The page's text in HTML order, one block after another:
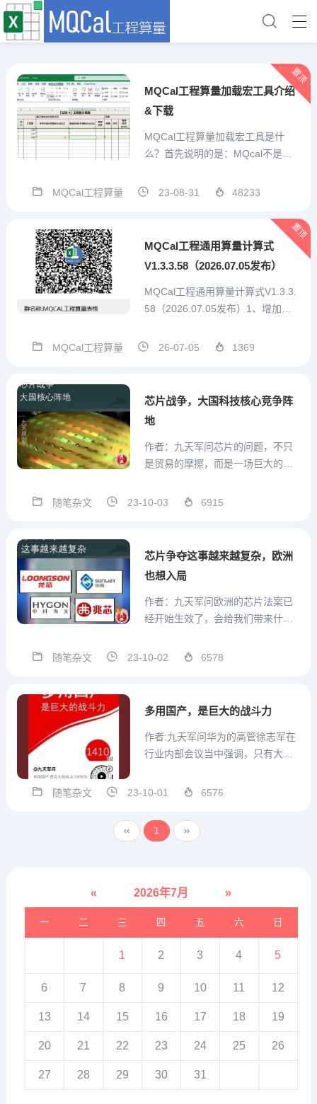
MQCal工程算量加载宏工具介绍
&下载
MQCal工程算量加载宏工具是什
么？首先说明的是：MQcal不是一
值工具。他是我本人结合手工算量
算量表格自己设计、重复项目便捷
输入、特殊标记、汇总统计、打印
或打印为pdf、造价预估...
MQCal工程算量 23-08-31 48233
置顶
MQCal工程通用算量计算式
V1.3.3.58（2026.07.05发布）
MQCal工程通用算量计算式V1.3.3.
58（2026.07.05发布）1、增加技
通用算量计算式V1.3.3.56 2026.07.
板设置...
MQCal工程算量 26-07-05 1369
置顶
芯片战争，大国科技核心竞争阵
地
作者：九天军问芯片的问题，不只
是贸易的摩擦，而是一场巨大的战
是不可能发生正面战争的，因为后
国力的各个位面的较量。芯片代表
的半导体，一方面代表着科技实
力，...
随笔杂文 23-10-03 6915
芯片争夺这事越来越复杂，欧洲
也想入局
作者：九天军问欧洲的芯片法案已
经开始生效了，会给我们带来什么
的一个状态，那就是美国企业掌控
时候，三星是很有野心的。它具备
芯片的设计能力跟生产能力，它
就...
随笔杂文 23-10-02 6578
多用国产，是巨大的战斗力
作者:九天军问华为的高管徐志军在
行业内部会议当中强调，只有大规
个行业的发展跟独力自主。我们延
济和技术的强大与苹果高通，谷
歌，微软这些既是高科技，又是行
随笔杂文 23-10-01 6576
‹‹ 1 ››
« 2026年7月 »
一 二 三 四 五 六 日
1 2 3 4 5
6 7 8 9 10 11 12
13 14 15 16 17 18 19
20 21 22 23 24 25 26
27 28 29 30 31